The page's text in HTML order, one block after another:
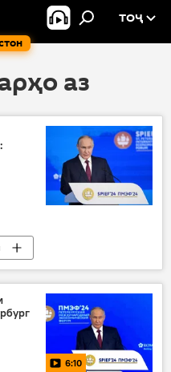
ТОҶ
аз
6:10